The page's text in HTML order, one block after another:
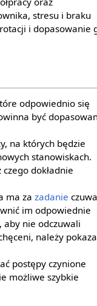
stresu i braku
i dopasowanie
odpowiednio się
być
na których będzie
stanowiskach.
dokładnie
ma za zadanie
im odpowiednie
nie odczuwali
należy
postępy czynione
możliwe szybkie